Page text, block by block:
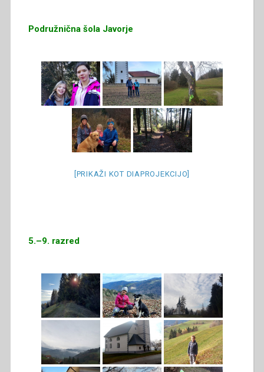
Podružnična šola Javorje
[PRIKAŽI KOT DIAPROJEKCIJO]
5.–9. razred